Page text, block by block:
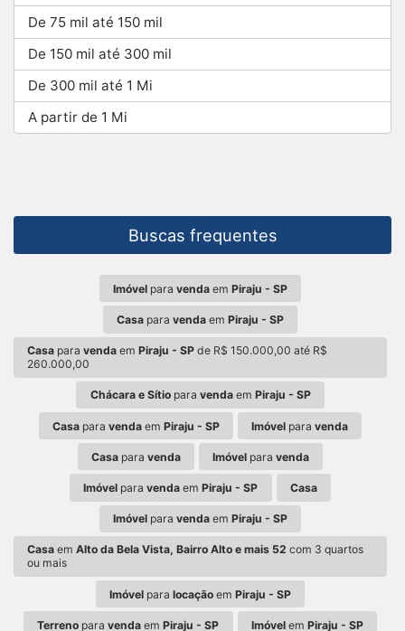
De 75 mil até 150 mil
De 150 mil até 300 mil
De 300 mil até 1 Mi
A partir de 1 Mi
Buscas frequentes
Imóvel para venda em Piraju - SP
Casa para venda em Piraju - SP
Casa paravenda emPiraju - SP de R$ 150.000,00 até R$
260.000,00
Chácara e Sítiopara vendaem Piraju - SP
Casapara vendaem Piraju - SP Imóvel paravenda
Casapara venda Imóvel paravenda
Imóvel paravenda emPiraju - SP Casa
Imóvel para venda em Piraju - SP
Casa emAlto da Bela Vista, Bairro Alto e mais 52 com 3 quartos
ou mais
Imóvel para locação em Piraju - SP
Terreno paravenda emPiraju - SP Imóvelem Piraju - SP